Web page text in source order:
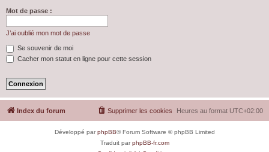
Mot de passe :
J’ai oublié mon mot de passe
Se souvenir de moi
Cacher mon statut en ligne pour cette session
Index du forum Heures au format UTC+02:00
Supprimer les cookies
Développé parphpBB® Forum Software © phpBB Limited
Traduit parphpBB-fr.com